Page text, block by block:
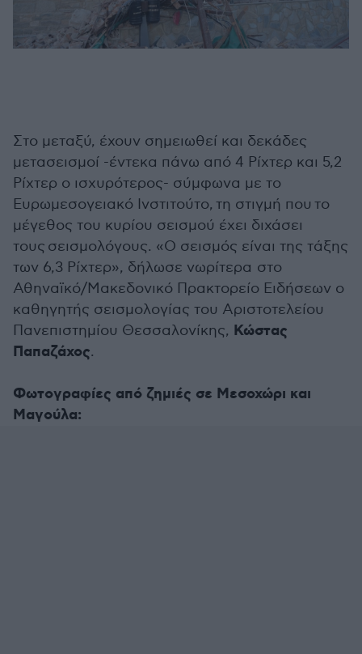
Στο μεταξύ, έχουν σημειωθεί και δεκάδες
μετασεισμοί -έντεκα πάνω από 4 Ρίχτερ και 5,2
Ρίχτερ ο ισχυρότερος- σύμφωνα με το
Ευρωμεσογειακό Ινστιτούτο, τη στιγμή που το
μέγεθος του κυρίου σεισμού έχει διχάσει
τους σεισμολόγους. «Ο σεισμός είναι της τάξης
των 6,3 Ρίχτερ», δήλωσε νωρίτερα στο
Αθηναϊκό/Μακεδονικό Πρακτορείο Ειδήσεων ο
καθηγητής σεισμολογίας του Αριστοτελείου
Πανεπιστημίου Θεσσαλονίκης, Κώστας
Παπαζάχος.
Φωτογραφίες από ζημιές σε Μεσοχώρι και
Μαγούλα: